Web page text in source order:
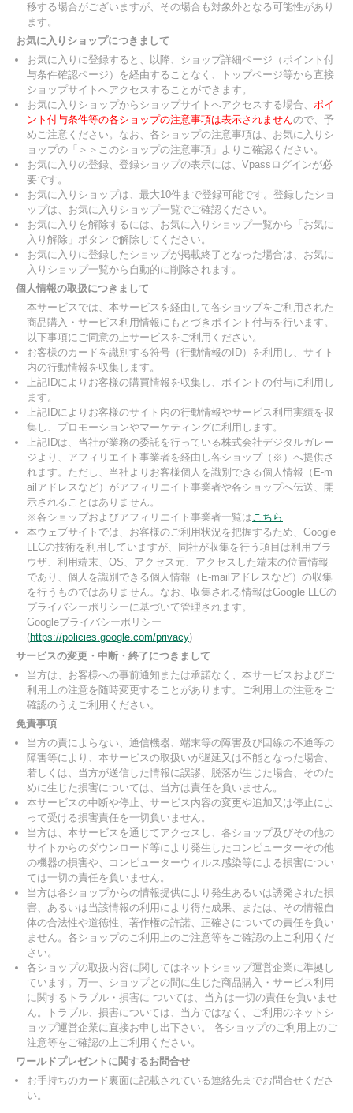
移する場合がございますが、その場合も対象外となる可能性があり
ます。
お気に入りショップにつきまして
お気に入りに登録すると、以降、ショップ詳細ページ（ポイント付
与条件確認ページ）を経由することなく、トップページ等から直接
ショップサイトへアクセスすることができます。
お気に入りショップからショップサイトへアクセスする場合、 ポイ
ント付与条件等の各ショップの注意事項は表示されませんので、予
めご注意ください。なお、各ショップの注意事項は、お気に入りシ
ョップの「＞＞このショップの注意事項」よりご確認ください。
お気に入りの登録、登録ショップの表示には、Vpassログインが必
要です。
お気に入りショップは、最大10件まで登録可能です。登録したショ
ップは、お気に入りショップ一覧でご確認ください。
お気に入りを解除するには、お気に入りショップ一覧から「お気に
入り解除」ボタンで解除してください。
お気に入りに登録したショップが掲載終了となった場合は、お気に
入りショップ一覧から自動的に削除されます。
個人情報の取扱につきまして
本サービスでは、本サービスを経由して各ショップをご利用された
商品購入・サービス利用情報にもとづきポイント付与を行います。
以下事項にご同意の上サービスをご利用ください。
お客様のカードを識別する符号（行動情報のID）を利用し、サイト
内の行動情報を収集します。
上記IDによりお客様の購買情報を収集し、ポイントの付与に利用し
ます。
上記IDによりお客様のサイト内の行動情報やサービス利用実績を収
集し、プロモーションやマーケティングに利用します。
上記IDは、当社が業務の委託を行っている株式会社デジタルガレー
ジより、アフィリエイト事業者を経由し各ショップ（※）へ提供さ
れます。ただし、当社よりお客様個人を識別できる個人情報（E-m
ailアドレスなど）がアフィリエイト事業者や各ショップへ伝送、開
示されることはありません。
※各ショップおよびアフィリエイト事業者一覧はこちら
本ウェブサイトでは、お客様のご利用状況を把握するため、Google
LLCの技術を利用していますが、同社が収集を行う項目は利用ブラ
ウザ、利用端末、OS、アクセス元、アクセスした端末の位置情報
であり、個人を識別できる個人情報（E-mailアドレスなど）の収集
を行うものではありません。なお、収集される情報はGoogle LLCの
プライバシーポリシーに基づいて管理されます。
Googleプライバシーポリシー
(https://policies.google.com/privacy)
サービスの変更・中断・終了につきまして
当方は、お客様への事前通知または承諾なく、本サービスおよびご
利用上の注意を随時変更することがあります。ご利用上の注意をご
確認のうえご利用ください。
免責事項
当方の責によらない、通信機器、端末等の障害及び回線の不通等の
障害等により、本サービスの取扱いが遅延又は不能となった場合、
若しくは、当方が送信した情報に誤謬、脱落が生じた場合、そのた
めに生じた損害については、当方は責任を負いません。
本サービスの中断や停止、サービス内容の変更や追加又は停止によ
って受ける損害責任を一切負いません。
当方は、本サービスを通じてアクセスし、各ショップ及びその他の
サイトからのダウンロード等により発生したコンピューターその他
の機器の損害や、コンピューターウィルス感染等による損害につい
ては一切の責任を負いません。
当方は各ショップからの情報提供により発生あるいは誘発された損
害、あるいは当該情報の利用により得た成果、または、その情報自
体の合法性や道徳性、著作権の許諾、正確さについての責任を負い
ません。各ショップのご利用上のご注意等をご確認の上ご利用くだ
さい。
各ショップの取扱内容に関してはネットショップ運営企業に準拠し
ています。万一、ショップとの間に生じた商品購入・サービス利用
に関するトラブル・損害に ついては、当方は一切の責任を負いませ
ん。トラブル、損害については、当方ではなく、ご利用のネットシ
ョップ運営企業に直接お申し出下さい。 各ショップのご利用上のご
注意等をご確認の上ご利用ください。
ワールドプレゼントに関するお問合せ
お手持ちのカード裏面に記載されている連絡先までお問合せくださ
い。